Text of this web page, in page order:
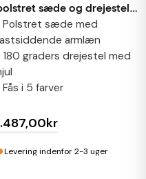
sæde og drejestel
hjul
Polstret sæde med
armlæn
180 graders drejestel med
Fås i 5 farver
Levering indenfor 2-3 uger